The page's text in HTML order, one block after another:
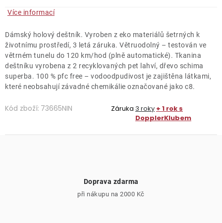
Více informací
Dámský holový deštník. Vyroben z eko materiálů šetrných k
životnímu prostředí, 3 letá záruka. Větruodolný – testován ve
větrném tunelu do 120 km/hod (plně automatické). Tkanina
deštníku vyrobena z 2 recyklovaných pet lahví, dřevo schima
superba. 100 % pfc free – vodoodpudivost je zajištěna látkami,
které neobsahují závadné chemikálie označované jako c8.
Kód zboží: 73665NIN Záruka 3 roky + 1 rok s
DopplerKlubem
Doprava zdarma
při nákupu na 2000 Kč